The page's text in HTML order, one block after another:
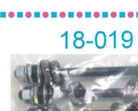
生活專區 賞車購車